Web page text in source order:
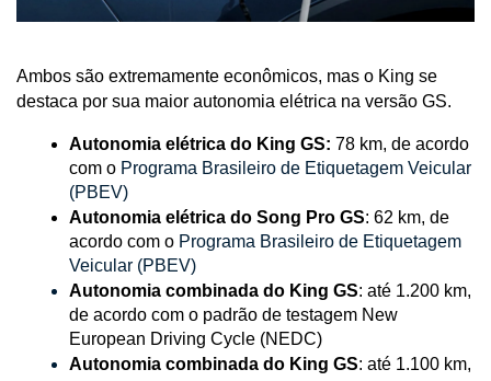
Ambos são extremamente econômicos, mas o King se
destaca por sua maior autonomia elétrica na versão GS.
Autonomia elétrica do King GS: 78 km, de acordo
com o Programa Brasileiro de Etiquetagem Veicular
(PBEV)
Autonomia elétrica do Song Pro GS: 62 km, de
acordo com o Programa Brasileiro de Etiquetagem
Veicular (PBEV)
Autonomia combinada do King GS: até 1.200 km,
de acordo com o padrão de testagem New
European Driving Cycle (NEDC)
Autonomia combinada do King GS: até 1.100 km,